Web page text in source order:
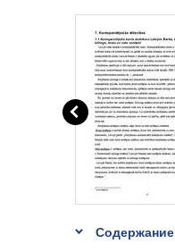
Содержание